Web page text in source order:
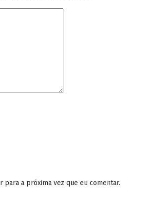
para a próxima vez que eu comentar.